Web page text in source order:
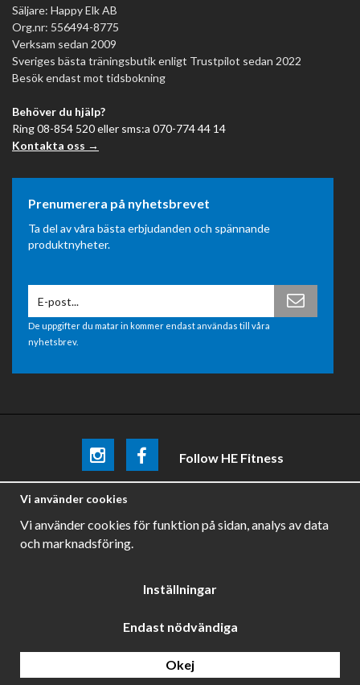
Säljare: Happy Elk AB
Org.nr: 556494-8775
Verksam sedan 2009
Sveriges bästa träningsbutik enligt Trustpilot sedan 2022
Besök endast mot tidsbokning
Behöver du hjälp?
Ring 08-854 520 eller sms:a 070-774 44 14
Kontakta oss →
Prenumerera på nyhetsbrevet
Ta del av våra bästa erbjudanden och spännande
produktnyheter.
De uppgifter du matar in kommer endast användas till våra
nyhetsbrev.
Follow HE Fitness
Be the firstto know aboutpromotions, news and training
Vi använder cookies
Vi använder cookies för funktion på sidan, analys av data
och marknadsföring.
Inställningar
Endast nödvändiga
Okej